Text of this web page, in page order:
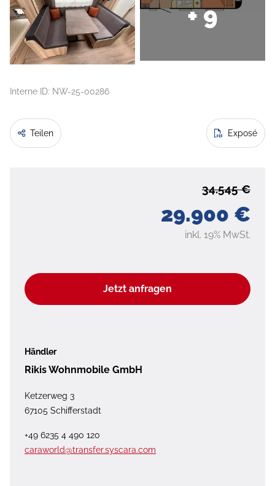
+ 9
Interne ID: NW-25-00286
Teilen Exposé
29.900 €
34.545 €
inkl. 19% MwSt.
Jetzt anfragen
Händler
Rikis Wohnmobile GmbH
Ketzerweg 3
67105 Schifferstadt
+49 6235 4 490 120
caraworld@transfer.syscara.com